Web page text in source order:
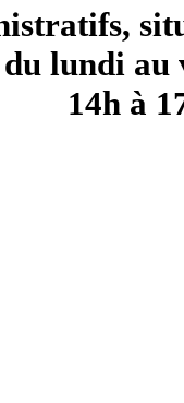
lundi au
14h à